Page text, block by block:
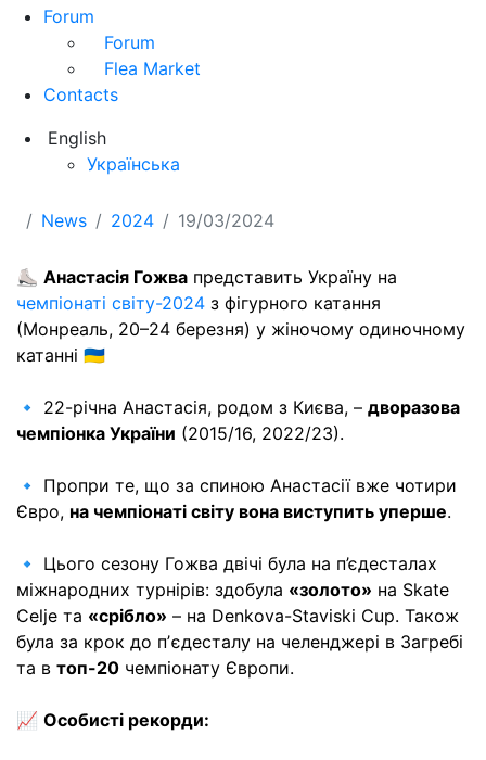
Forum
Forum
Flea Market
Contacts
English
Українська
News 2024 19/03/2024
⛸ Анастасія Гожва представить Україну на
чемпіонаті світу-2024 з фігурного катання
(Монреаль, 20–24 березня) у жіночому одиночному
катанні 🇺🇦
🔹 22-річна Анастасія, родом з Києва, – дворазова
чемпіонка України (2015/16, 2022/23).
🔹 Пропри те, що за спиною Анастасії вже чотири
Євро, на чемпіонаті світу вона виступить уперше.
🔹 Цього сезону Гожва двічі була на п’єдесталах
міжнародних турнірів: здобула «золото» на Skate
Celje та «срібло» – на Denkova-Staviski Cup. Також
була за крок до пʼєдесталу на челенджері в Загребі
та в топ-20 чемпіонату Європи.
📈 Особисті рекорди: